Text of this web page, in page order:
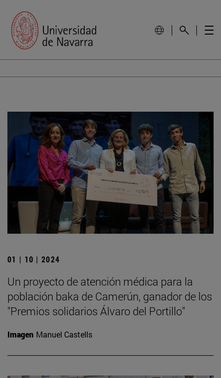
01 | 10 | 2024
Un proyecto de atención médica para la
población baka de Camerún, ganador de los
"Premios solidarios Álvaro del Portillo"
Imagen Manuel Castells